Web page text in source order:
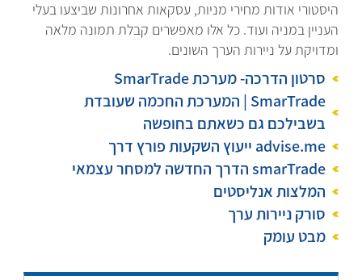
היסטורי אודות מחירי מניות, עסקאות אחרונות שביצעו בעלי
העניין במניה ועוד. כל אלו מאפשרים קבלת תמונה מלאה
ומדויקת על ניירות הערך השונים.
סרטון הדרכה- מערכת SmarTrade
SmarTrade | המערכת החכמה שעובדת
בשבילכם גם כשאתם בחופשה
advise.me ייעוץ השקעות פורץ דרך
smarTrade הדרך החדשה למסחר עצמאי
המלצות אנליסטים
סורק ניירות ערך
מבט עומק